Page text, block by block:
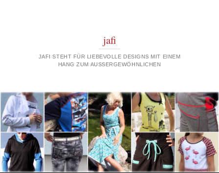
jafi
JAFI STEHT FÜR LIEBEVOLLE DESIGNS MIT EINEM
HANG ZUM AUSSERGEWÖHNLICHEN